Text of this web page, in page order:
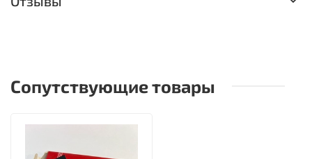
Сопутствующие товары